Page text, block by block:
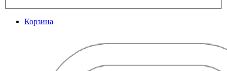
Корзина